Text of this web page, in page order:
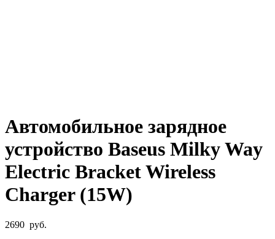
Автомобильное зарядное
устройство Baseus Milky Way
Electric Bracket Wireless
Charger (15W)
2690 руб.